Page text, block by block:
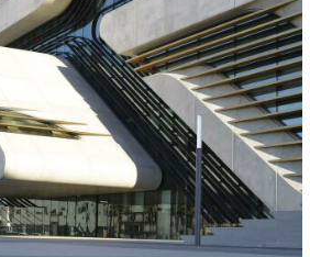
CD 2007
100 x 67,5 x 14 cm
100 x 15 x 15 cm